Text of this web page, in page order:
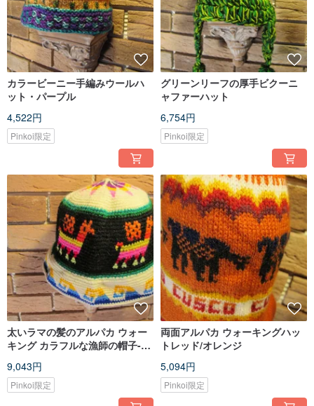
カラービーニー手編みウールハ
ット・パープル
4,522円
Pinkoi限定
グリーンリーフの厚手ビクーニ
ャファーハット
6,754円
Pinkoi限定
太いラマの髪のアルパカ ウォー
キング カラフルな漁師の帽子-ホ
9,043円
Pinkoi限定
両面アルパカ ウォーキングハッ
トレッド/オレンジ
5,094円
Pinkoi限定